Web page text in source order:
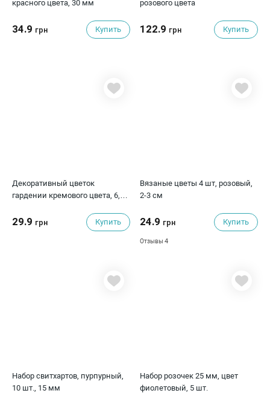
красного цвета, 30 мм
34.9 грн Купить
розового цвета
122.9 грн Купить
Декоративный цветок
гардении кремового цвета, 6,5
29.9 грн Купить
Вязаные цветы 4 шт, розовый,
2-3 см
24.9 грн Купить
Отзывы4
Набор свитхартов, пурпурный,
10 шт., 15 мм
Набор розочек 25 мм, цвет
фиолетовый, 5 шт.